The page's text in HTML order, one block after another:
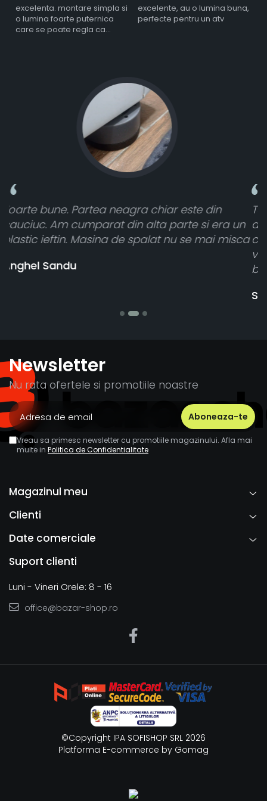
excelenta. montare simpla si
o lumina foarte puternica
care se poate regla ca
excelente, au o lumina buna,
perfecte pentru un atv
un
misca
Toate sunt foarte luminoase și
atât de bine în curtea din spate. A primit
cele 8 bucati dar una nu a funcționat,
vânzătorul a răspuns rapid și a rambursat
banii pentru 1 bucata, Multumesc
Newsletter
Nu rata ofertele si promotiile noastre
Vreau sa primesc newsletter cu promotiile magazinului. Afla mai
multe in Politica de Confidentialitate
Magazinul meu
Clienti
Date comerciale
Suport clienti
Luni - Vineri Orele: 8 - 16
office@bazar-shop.ro
©Copyright IPA SOFISHOP SRL 2026
Platforma E-commerce by Gomag